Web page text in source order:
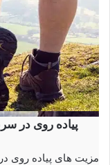
پیاده روی در
مزیت‌ های پیاده ‌روی